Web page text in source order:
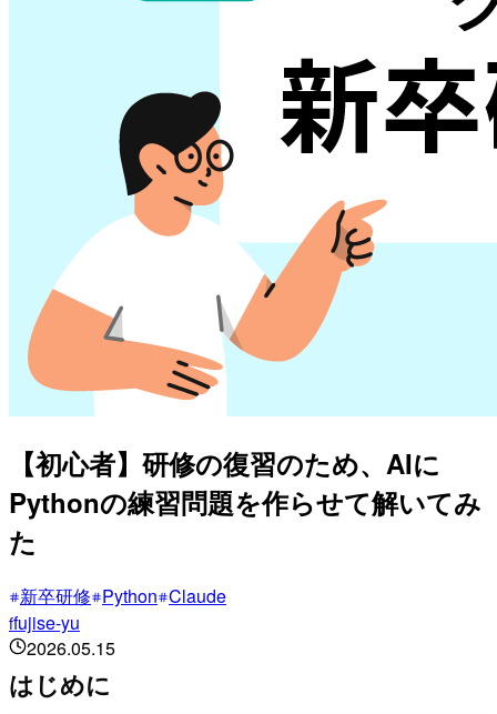
【初心者】研修の復習のため、AIに
Pythonの練習問題を作らせて解いてみ
た
新卒研修 Python Claude
ffujise-yu
2026.05.15
はじめに